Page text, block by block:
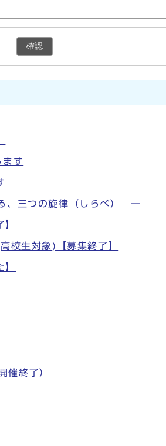
確認
す
三つの旋律（しらべ） ―
校生対象)【募集終了】
催終了）